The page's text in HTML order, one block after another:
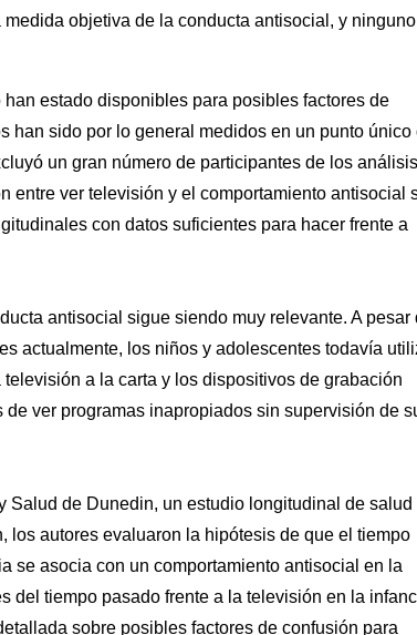
objetiva de la conducta antisocial, y ninguno
estado disponibles para posibles factores de
han sido por lo general medidos en un punto único
un gran número de participantes de los análisis
entre ver televisión y el comportamiento antisocial
con datos suficientes para hacer frente a
antisocial sigue siendo muy relevante. A pesar
actualmente, los niños y adolescentes todavía
a la carta y los dispositivos de grabación
ver programas inapropiados sin supervisión de
de Dunedin, un estudio longitudinal de salud
los autores evaluaron la hipótesis de que el tiempo
se asocia con un comportamiento antisocial en la
del tiempo pasado frente a la televisión en la
sobre posibles factores de confusión para